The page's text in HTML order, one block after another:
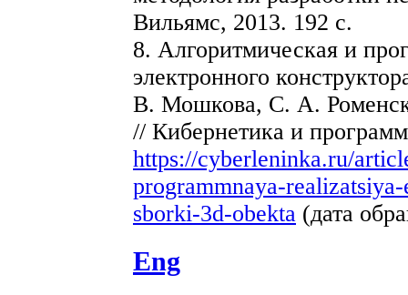
Вильямс, 2013. 192 с.
8. Алгоритмическая и
электронного
В. Мошкова, С. А.
// Кибернетика и
https://cyberleninka.ru/
programmnaya-
sborki-3d-obekta (дата
Eng